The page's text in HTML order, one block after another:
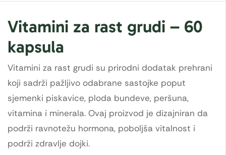
Vitamini za rast grudi – 60
kapsula
Vitamini za rast grudi su prirodni dodatak prehrani
koji sadrži pažljivo odabrane sastojke poput
sjemenki piskavice, ploda bundeve, peršuna,
vitamina i minerala. Ovaj proizvod je dizajniran da
podrži ravnotežu hormona, poboljša vitalnost i
podrži zdravlje dojki.